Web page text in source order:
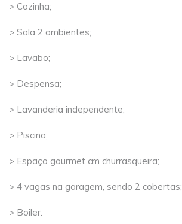
> Cozinha;
> Sala 2 ambientes;
> Lavabo;
> Despensa;
> Lavanderia independente;
> Piscina;
> Espaço gourmet cm churrasqueira;
> 4 vagas na garagem, sendo 2 cobertas;
> Boiler.